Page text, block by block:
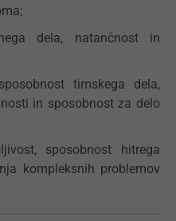
dela, natančnost in
timskega dela,
in sposobnost za delo
sposobnost hitrega
kompleksnih problemov